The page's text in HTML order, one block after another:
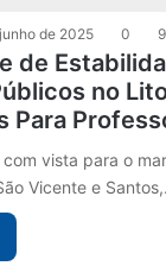
de 2025 0
de
no
Para
vista para o
Vicente e